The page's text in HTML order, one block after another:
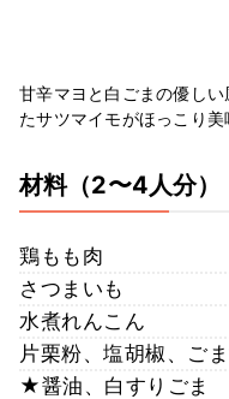
甘辛マヨと白ごまの優し
たサツマイモがほっこり美
材料（2〜4人分）
鶏もも肉
さつまいも
水煮れんこん
片栗粉、塩胡椒、ご
★醤油、白すりごま